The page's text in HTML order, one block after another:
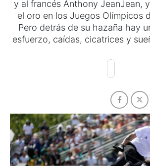
y al francés Anthony JeanJean,
el oro en los Juegos Olímpicos
Pero detrás de su hazaña hay
esfuerzo, caídas, cicatrices y